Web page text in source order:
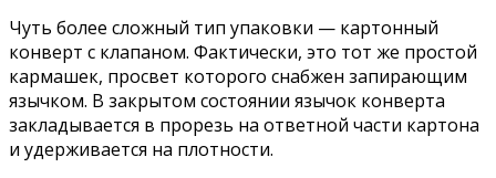
Чуть более сложный тип упаковки — картонный
конверт с клапаном. Фактически, это тот же простой
кармашек, просвет которого снабжен запирающим
язычком. В закрытом состоянии язычок конверта
закладывается в прорезь на ответной части картона
и удерживается на плотности.